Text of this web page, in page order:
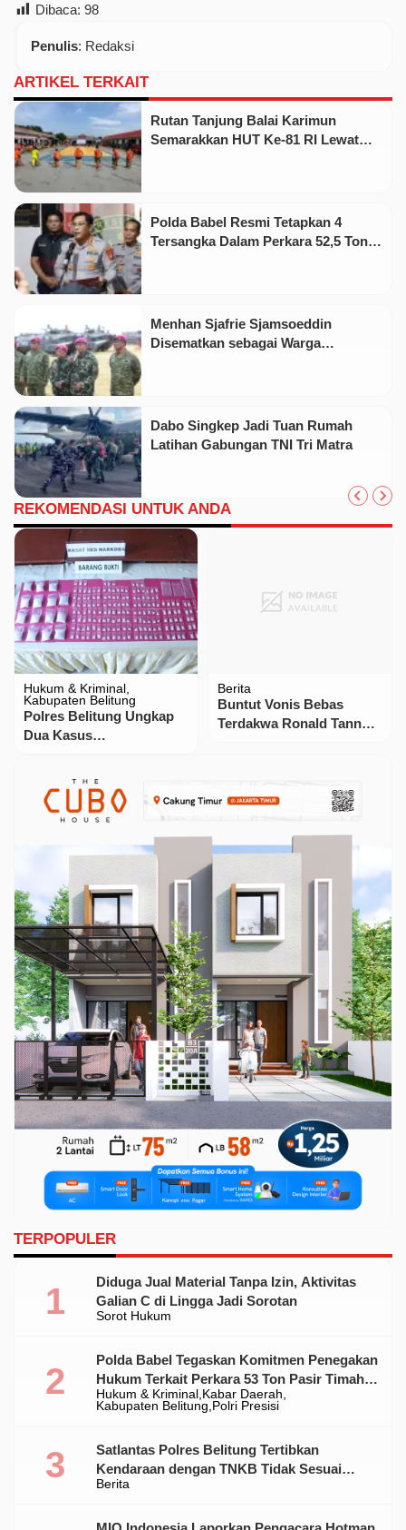
Dibaca: 98
Penulis: Redaksi
ARTIKEL TERKAIT
Rutan Tanjung Balai Karimun
Semarakkan HUT Ke-81 RI Lewat
Polda Babel Resmi Tetapkan 4
Tersangka Dalam Perkara 52,5 Ton
Menhan Sjafrie Sjamsoeddin
Disematkan sebagai Warga
Dabo Singkep Jadi Tuan Rumah
Latihan Gabungan TNI Tri Matra
REKOMENDASI UNTUK ANDA
Hukum & Kriminal
Kabupaten Belitung
Polres Belitung Ungkap
Dua Kasus
Amankan Dua Tersangka
Dan Barang Bukti
Berita
Buntut Vonis Bebas
Terdakwa Ronald Tannur,
TERPOPULER
Sorot Hukum
Diduga Jual Material Tanpa Izin, Aktivitas
Galian C di Lingga Jadi Sorotan
Hukum & Kriminal
Kabar Daerah
Kabupaten Belitung Polri Presisi
Polda Babel Tegaskan Komitmen Penegakan
Hukum Terkait Perkara 53 Ton Pasir Timah
Ilegal Di Belitung
Berita
Satlantas Polres Belitung Tertibkan
Kendaraan dengan TNKB Tidak Sesuai
Standar